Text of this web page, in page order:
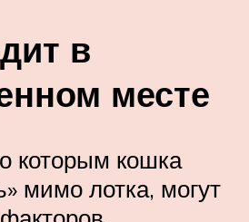
в
месте
которым кошка
мимо лотка, могут